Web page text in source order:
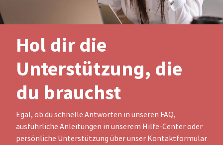
Hol dir die
Unterstützung, die
du brauchst
Egal, ob du schnelle Antworten in unseren FAQ,
ausführliche Anleitungen in unserem Hilfe-Center oder
persönliche Unterstützung über unser Kontaktformular